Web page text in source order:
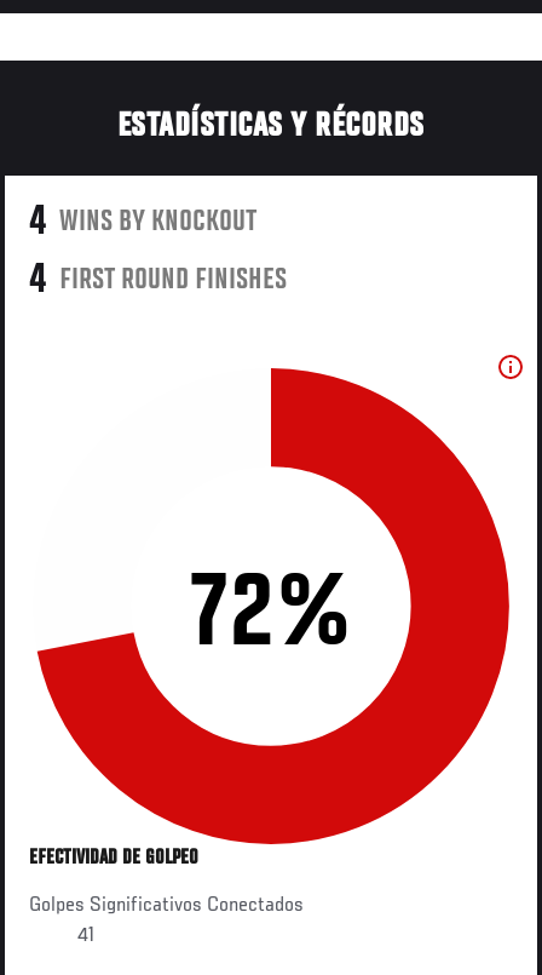
ESTADÍSTICAS Y RÉCORDS
4 WINS BY KNOCKOUT
4 FIRST ROUND FINISHES
72%
EFECTIVIDAD DE GOLPEO
Golpes Significativos Conectados
41